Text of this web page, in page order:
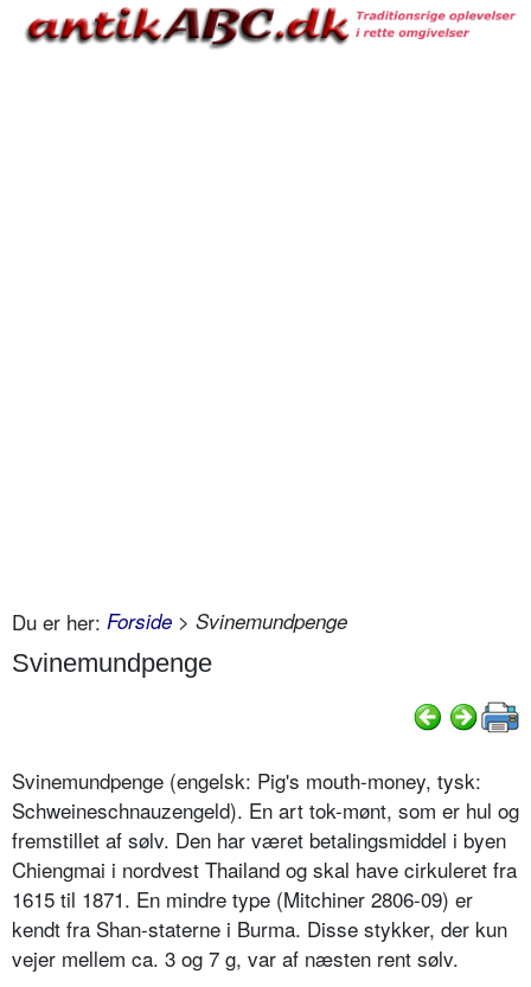
Du er her: Forside > Svinemundpenge
Svinemundpenge
Svinemundpenge (engelsk: Pig's mouth-money, tysk:
Schweineschnauzengeld). En art tok-mønt, som er hul og
fremstillet af sølv. Den har været betalingsmiddel i byen
Chiengmai i nordvest Thailand og skal have cirkuleret fra
1615 til 1871. En mindre type (Mitchiner 2806-09) er
kendt fra Shan-staterne i Burma. Disse stykker, der kun
vejer mellem ca. 3 og 7 g, var af næsten rent sølv.